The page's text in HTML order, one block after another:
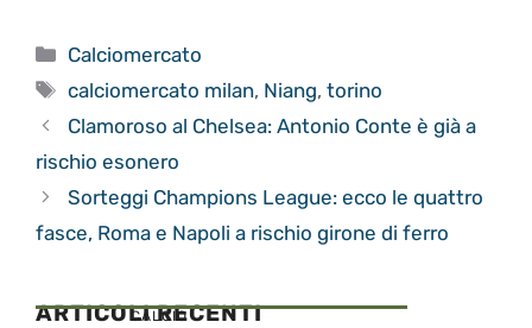
Categorie
Calciomercato
Tag
calciomercato milan, Niang,torino
Clamoroso al Chelsea: Antonio Conte è già a
rischio esonero
Sorteggi Champions League: ecco le quattro
fasce, Roma e Napoli a rischio girone di ferro
ARTICOLI RECENTI
CALCIO